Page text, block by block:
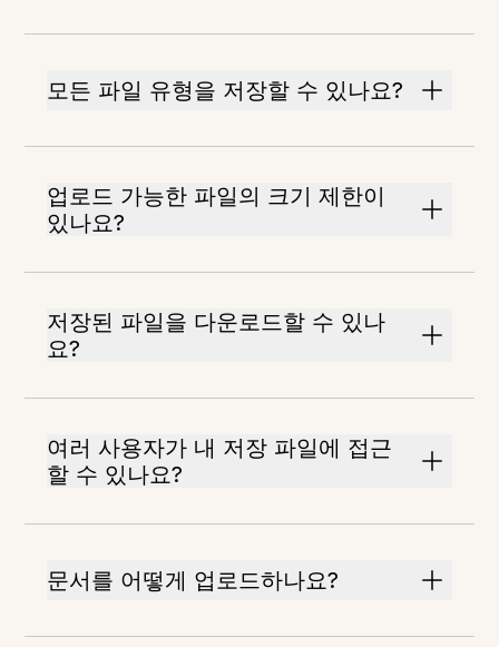
모든 파일 유형을 저장할 수 있나요?
업로드 가능한 파일의 크기 제한이
있나요?
저장된 파일을 다운로드할 수 있나
요?
여러 사용자가 내 저장 파일에 접근
할 수 있나요?
문서를 어떻게 업로드하나요?